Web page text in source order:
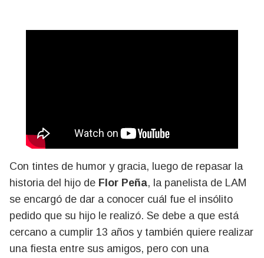
Con tintes de humor y gracia, luego de repasar la
historia del hijo de Flor Peña, la panelista de LAM
se encargó de dar a conocer cuál fue el insólito
pedido que su hijo le realizó. Se debe a que está
cercano a cumplir 13 años y también quiere realizar
una fiesta entre sus amigos, pero con una